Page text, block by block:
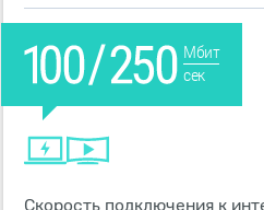
Мбит
сек
Скорость подключения к